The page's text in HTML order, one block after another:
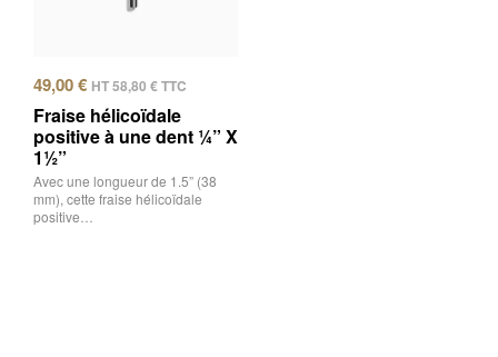
49,00€ HT58,80 €TTC
Fraise hélicoïdale
positive à une dent ¼” X
1½”
Avec une longueur de 1.5” (38
mm), cette fraise hélicoïdale
positive…